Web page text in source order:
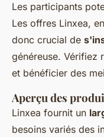
Les participants
Les offres Linxea,
donc crucial de
généreuse. Vérifiez
et bénéficier des
Aperçu des
Linxea fournit un
besoins variés des